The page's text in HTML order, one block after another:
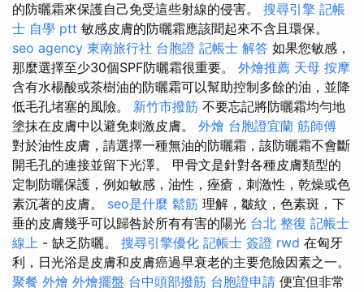
的防曬霜來保護自己免受這些射線的侵害。 搜尋引擎 記帳
士 自學 ptt 敏感皮膚的防曬霜應該聞起來不含且環保。
seo agency 東南旅行社 台胞證 記帳士 解答 如果您敏感，
那麼選擇至少30個SPF防曬霜很重要。 外燴推薦 天母 按摩
含有水楊酸或茶樹油的防曬霜可以幫助控制多餘的油，並降
低毛孔堵塞的風險。 新竹市撥筋 不要忘記將防曬霜均勻地
塗抹在皮膚中以避免刺激皮膚。 外燴 台胞證宜蘭 筋師傅
對於油性皮膚，請選擇一種無油的防曬霜，該防曬霜不會斷
開毛孔的連接並留下光澤。 甲骨文是針對各種皮膚類型的
定制防曬保護，例如敏感，油性，痤瘡，刺激性，乾燥或色
素沉著的皮膚。 seo是什麼 鬆筋 理解，皺紋，色素斑，下
垂的皮膚幾乎可以歸咎於所有有害的陽光 台北 整復 記帳士
線上 - 缺乏防曬。 搜尋引擎優化 記帳士 簽證 rwd 在匈牙
利，日光浴是皮膚和皮膚癌過早衰老的主要危險因素之一。
聚餐 外燴 外燴擺盤 台中頭部撥筋 台胞證申請 便宜但非常